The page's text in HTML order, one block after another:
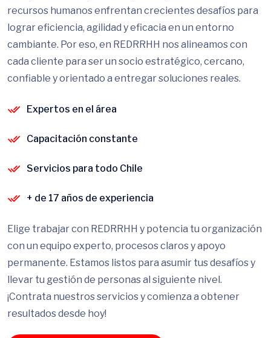
recursos humanos enfrentan crecientes desafíos para
lograr eficiencia, agilidad y eficacia en un entorno
cambiante. Por eso, en REDRRHH nos alineamos con
cada cliente para ser un socio estratégico, cercano,
confiable y orientado a entregar soluciones reales.
Expertos en el área
Capacitación constante
Servicios para todo Chile
+ de 17 años de experiencia
Elige trabajar con REDRRHH y potencia tu organización
con un equipo experto, procesos claros y apoyo
permanente. Estamos listos para asumir tus desafíos y
llevar tu gestión de personas al siguiente nivel.
¡Contrata nuestros servicios y comienza a obtener
resultados desde hoy!